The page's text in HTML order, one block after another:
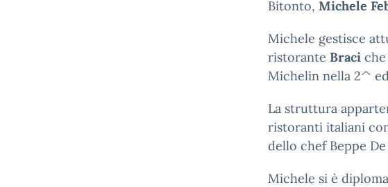
Bitonto, Michele
Michele gestisce
ristorante Braci che
Michelin nella 2^
La struttura
ristoranti italiani
dello chef Beppe
Michele si è